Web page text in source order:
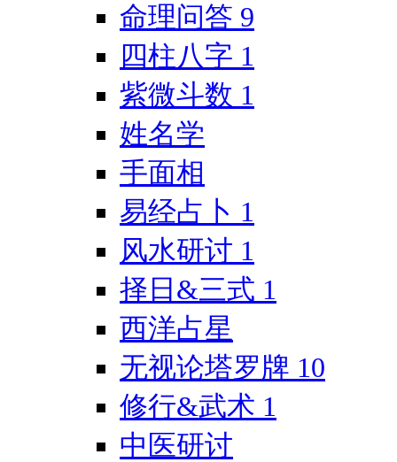
命理问答 9
四柱八字 1
紫微斗数 1
姓名学
手面相
易经占卜 1
风水研讨 1
择日&三式 1
西洋占星
无视论塔罗牌 10
修行&武术 1
中医研讨